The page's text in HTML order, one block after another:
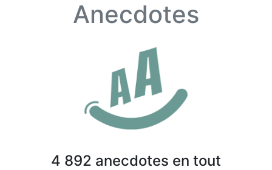
Anecdotes
4 892 anecdotes en tout